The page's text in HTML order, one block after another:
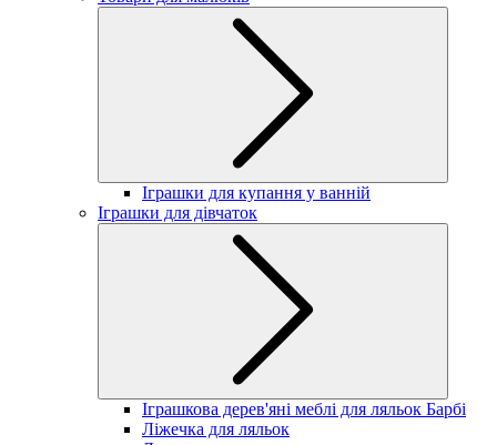
Іграшки для купання у ванній
Іграшки для дівчаток
Іграшкова дерев'яні меблі для ляльок Барбі
Ліжечка для ляльок